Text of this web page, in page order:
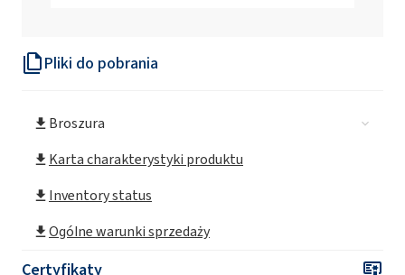
Pliki do pobrania
Broszura
Karta charakterystyki produktu
Inventory status
Ogólne warunki sprzedaży
Certyfikaty
EXOdis PC540a (Ammonium salt solution of
EXOdis PC540i (Acrylic copolymer)
EXOdis PC416 (Tristyrylphenol ethoxylates)
EXOdis PC417 (Ethoxylated alkylarylphenol
phosphorus ester)